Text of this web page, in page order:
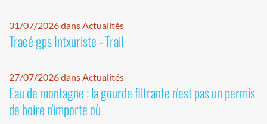
31/07/2026 dans Actualités
Tracé gps Intxuriste - Trail
27/07/2026 dans Actualités
Eau de montagne : la gourde filtrante n'est pas un permis
de boire n'importe où